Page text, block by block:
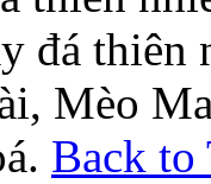
đá thiên
Mèo
Back to